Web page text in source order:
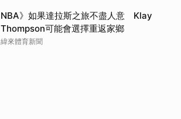
NBA》如果達拉斯之旅不盡人意 Klay
Thompson可能會選擇重返家鄉
緯來體育新聞